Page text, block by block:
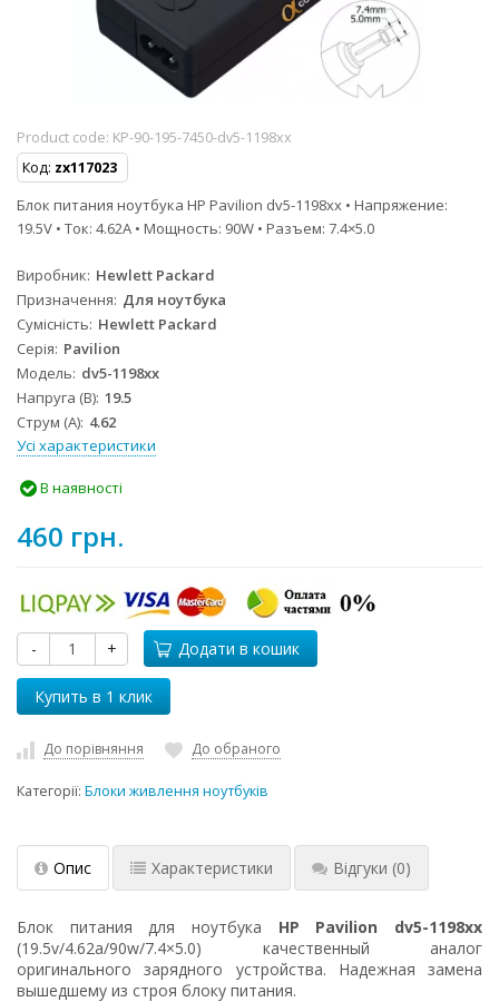
Product code: KP-90-195-7450-dv5-1198xx
Код: zx117023
Блок питания ноутбука HP Pavilion dv5-1198xx • Напряжение:
19.5V • Ток: 4.62A • Мощность: 90W • Разъем: 7.4×5.0
Виробник Hewlett Packard
Призначення Для ноутбука
Сумісність Hewlett Packard
Серія Pavilion
Модель dv5-1198xx
Напруга (В) 19.5
Струм (А) 4.62
Усі характеристики
В наявності
460 грн.
- + Додати в кошик
До порівняння До обраного
Категорії: Блоки живлення ноутбуків
Опис Характеристики Відгуки (0)
Блок питания для ноутбука HP Pavilion dv5-1198xx
(19.5v/4.62a/90w/7.4×5.0) качественный аналог
оригинального зарядного устройства. Надежная замена
вышедшему из строя блоку питания.